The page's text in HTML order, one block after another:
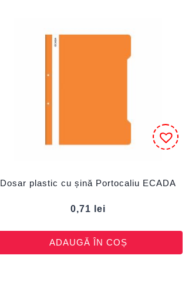
Dosar plastic cu șină Portocaliu ECADA
0,71 lei
ADAUGĂ ÎN COȘ